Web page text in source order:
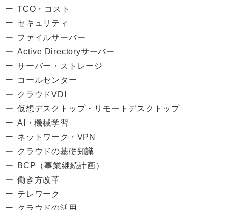
TCO・コスト
セキュリティ
ファイルサーバー
Active Directoryサーバー
サーバー・ストレージ
コールセンター
クラウドVDI
仮想デスクトップ・リモートデスクトップ
AI・機械学習
ネットワーク・VPN
クラウドの基礎知識
BCP（事業継続計画）
働き方改革
テレワーク
クラウドの活用